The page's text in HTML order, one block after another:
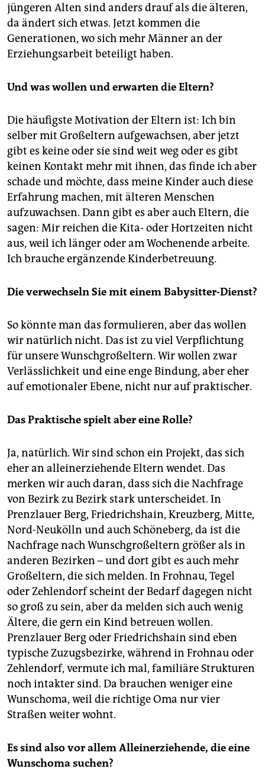
jüngeren Alten sind anders drauf als die älteren,
da ändert sich etwas. Jetzt kommen die
Generationen, wo sich mehr Männer an der
Erziehungsarbeit beteiligt haben.
Und was wollen und erwarten die Eltern?
Die häufigste Motivation der Eltern ist: Ich bin
selber mit Großeltern aufgewachsen, aber jetzt
gibt es keine oder sie sind weit weg oder es gibt
keinen Kontakt mehr mit ihnen, das finde ich aber
schade und möchte, dass meine Kinder auch diese
Erfahrung machen, mit älteren Menschen
aufzuwachsen. Dann gibt es aber auch Eltern, die
sagen: Mir reichen die Kita- oder Hortzeiten nicht
aus, weil ich länger oder am Wochenende arbeite.
Ich brauche ergänzende Kinderbetreuung.
Die verwechseln Sie mit einem Babysitter-Dienst?
So könnte man das formulieren, aber das wollen
wir natürlich nicht. Das ist zu viel Verpflichtung
für unsere Wunschgroßeltern. Wir wollen zwar
Verlässlichkeit und eine enge Bindung, aber eher
auf emotionaler Ebene, nicht nur auf praktischer.
Das Praktische spielt aber eine Rolle?
Ja, natürlich. Wir sind schon ein Projekt, das sich
eher an alleinerziehende Eltern wendet. Das
merken wir auch daran, dass sich die Nachfrage
von Bezirk zu Bezirk stark unterscheidet. In
Prenzlauer Berg, Friedrichshain, Kreuzberg, Mitte,
Nord-Neukölln und auch Schöneberg, da ist die
Nachfrage nach Wunschgroßeltern größer als in
anderen Bezirken – und dort gibt es auch mehr
Großeltern, die sich melden. In Frohnau, Tegel
oder Zehlendorf scheint der Bedarf dagegen nicht
so groß zu sein, aber da melden sich auch wenig
Ältere, die gern ein Kind betreuen wollen.
Prenzlauer Berg oder Friedrichshain sind eben
typische Zuzugsbezirke, während in Frohnau oder
Zehlendorf, vermute ich mal, fami­liäre Strukturen
noch intakter sind. Da brauchen weniger eine
Wunschoma, weil die richtige Oma nur vier
Straßen weiter wohnt.
Es sind also vor allem Alleinerziehende, die eine
Wunschoma suchen?